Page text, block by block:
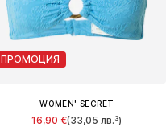
ПРОМОЦИЯ
WOMEN' SECRET
16,90 €(33,05 лв.³)